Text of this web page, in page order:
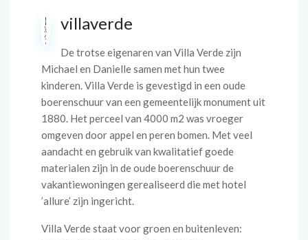
villaverde
De trotse eigenaren van Villa Verde zijn
Michael en Danielle samen met hun twee
kinderen. Villa Verde is gevestigd in een oude
boerenschuur van een gemeentelijk monument uit
1880. Het perceel van 4000 m2 was vroeger
omgeven door appel en peren bomen. Met veel
aandacht en gebruik van kwalitatief goede
materialen zijn in de oude boerenschuur de
vakantiewoningen gerealiseerd die met hotel
’allure’ zijn ingericht.
Villa Verde staat voor groen en buitenleven: